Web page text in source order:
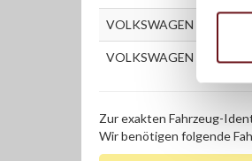
VOLKSWAGEN CADDY II
VOLKSWAGEN CADDY II
Zur exakten Fahrzeug-
Wir benötigen folgende